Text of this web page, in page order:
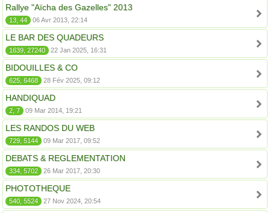
Rallye "Aïcha des Gazelles" 2013
13, 44 06 Avr 2013, 22:14
LE BAR DES QUADEURS
1639, 27240 22 Jan 2025, 16:31
BIDOUILLES & CO
625, 6468 28 Fév 2025, 09:12
HANDIQUAD
2, 7 09 Mar 2014, 19:21
LES RANDOS DU WEB
729, 5144 09 Mar 2017, 09:52
DEBATS & REGLEMENTATION
334, 5702 26 Mar 2017, 20:30
PHOTOTHEQUE
540, 5524 27 Nov 2024, 20:54